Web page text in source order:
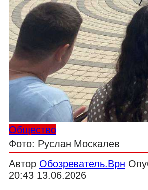
Общество
Фото: Руслан Москалев
Автор Обозреватель.Врн
20:43 13.06.2026